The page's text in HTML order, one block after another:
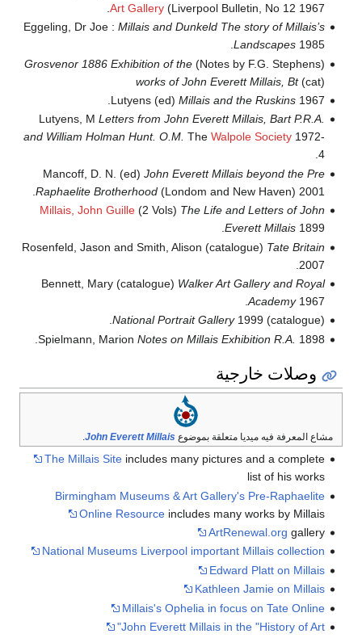
Art Gallery(Liverpool Bulletin, No 12 1967.
Eggeling, Dr Joe : Millais and Dunkeld The story of Millais’s
Landscapes1985.
(Notes by F.G. Stephens)
Grosvenor 1886 Exhibition of the
works of John Everett Millais, Bt(cat)
Lutyens (ed) Millais and the Ruskins1967.
Lutyens, M Letters from John Everett Millais, Bart P.R.A.
and William Holman Hunt. O.M. The Walpole Society1972-
4.
Mancoff, D. N. (ed) John Everett Millais beyond the Pre
Raphaelite Brotherhood(Londom and New Haven) 2001.
Millais, John Guille(2 Vols) The Life and Letters of John
Everett Millais1899.
Rosenfeld, Jason and Smith, Alison (catalogue) Tate Britain
2007.
Bennett, Mary (catalogue) Walker Art Gallery and Royal
Academy1967.
(catalogue)
National Portrait Gallery1999.
Spielmann, Marion Notes on Millais Exhibition R.A. 1898.
وصلات خارجية
مشاع المعرفة فيه ميديا متعلقة بموضوع John Everett Millais
.
The Millais Siteincludes many pictures and a complete
list of his works
Birmingham Museums & Art Gallery's Pre-Raphaelite
Online Resourceincludes many works by Millais
ArtRenewal.org gallery
National Museums Liverpool important Millais collection
Edward Platt on Millais
Kathleen Jamie on Millais
Millais's Ophelia in focus on Tate Online
John Everett Millais in the "History of Art"